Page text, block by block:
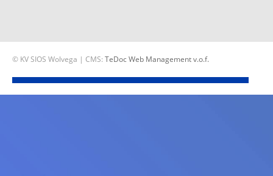
© KV SIOS Wolvega | CMS: TeDoc Web Management v.o.f.